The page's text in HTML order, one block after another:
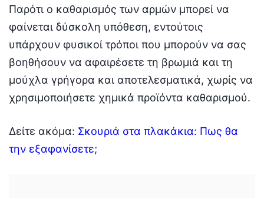
Παρότι ο καθαρισμός των αρμών μπορεί να
φαίνεται δύσκολη υπόθεση, εντούτοις
υπάρχουν φυσικοί τρόποι που μπορούν να σας
βοηθήσουν να αφαιρέσετε τη βρωμιά και τη
μούχλα γρήγορα και αποτελεσματικά, χωρίς να
χρησιμοποιήσετε χημικά προϊόντα καθαρισμού.
Δείτε ακόμα: Σκουριά στα πλακάκια: Πως θα
την εξαφανίσετε;